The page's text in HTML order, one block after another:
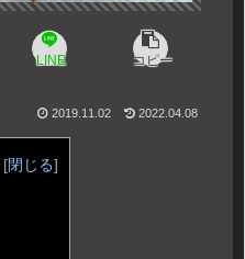
LINE コピー
2019.11.02 2022.04.08
[閉じる]